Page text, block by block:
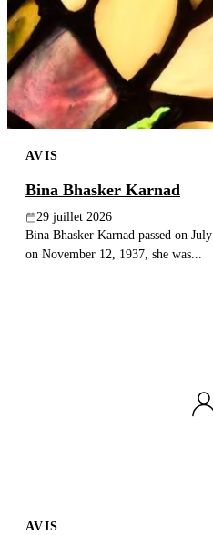
Publier
Recherche
AVIS
Bina Bhasker Karnad
29 juillet 2026
Bina Bhasker Karnad passed on
on November 12, 1937, she was...
AVIS